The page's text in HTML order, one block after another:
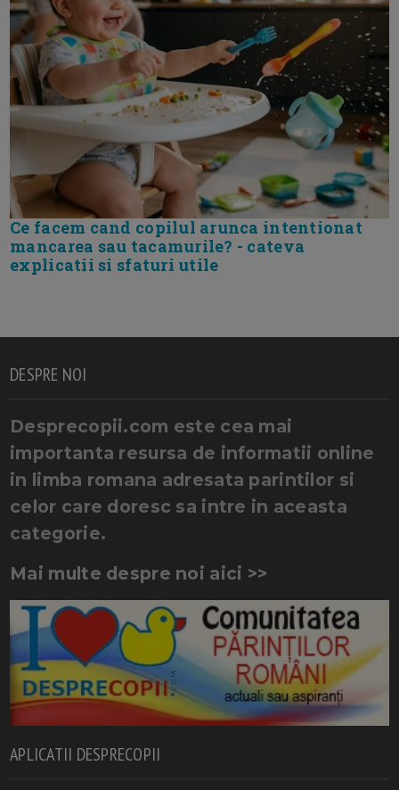
Ce facem cand copilul arunca intentionat
mancarea sau tacamurile? - cateva
explicatii si sfaturi utile
DESPRE NOI
Desprecopii.com este cea mai
importanta resursa de informatii online
in limba romana adresata parintilor si
celor care doresc sa intre in aceasta
categorie.
Mai multe despre noi aici >>
APLICATII DESPRECOPII